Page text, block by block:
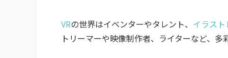
VRの世界はイベンターやタレント、 イラス
トリーマーや映像制作者、ライターなど、